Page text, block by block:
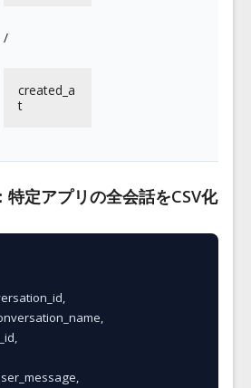
/
created_a
t
特定アプリの全会話をCSV化